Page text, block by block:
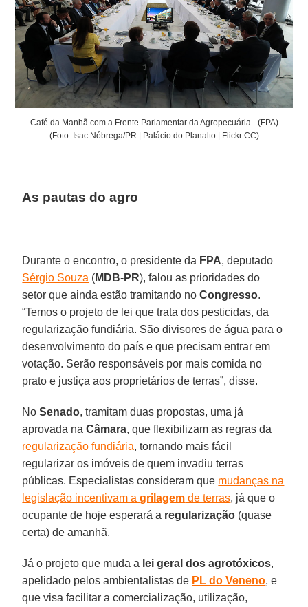
Café da Manhã com a Frente Parlamentar da Agropecuária - (FPA)
(Foto: Isac Nóbrega/PR | Palácio do Planalto | Flickr CC)
As pautas do agro
Durante o encontro, o presidente da FPA, deputado
Sérgio Souza (MDB-PR), falou as prioridades do
setor que ainda estão tramitando noCongresso.
“Temos o projeto de lei que trata dos pesticidas, da
regularização fundiária. São divisores de água para o
desenvolvimento do país e que precisam entrar em
votação. Serão responsáveis por mais comida no
prato e justiça aos proprietários de terras”, disse.
NoSenado, tramitam duas propostas, uma já
aprovada naCâmara, que flexibilizam as regras da
regularização fundiária, tornando mais fácil
regularizar os imóveis de quem invadiu terras
públicas. Especialistas consideram que mudanças na
legislação incentivam agrilagem de terras, já que o
ocupante de hoje esperará a regularização (quase
certa) de amanhã.
Já o projeto que muda a lei geral dos agrotóxicos,
apelidado pelos ambientalistas de PL do Veneno, e
que visa facilitar a comercialização, utilização,